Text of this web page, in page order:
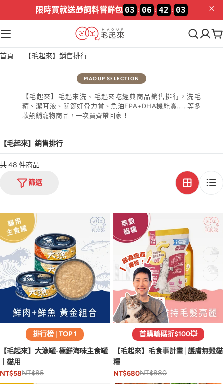
限時買就送🎁飼料嘗鮮包 03 : 06 : 42 : 03
購
物
首頁 【毛起來】銷售排行
【毛起來】毛起來洗、毛起來吃經典商品銷售排行，洗毛
精、潔耳液、關節好骨力賞、魚油EPA+DHA機能賞......等多
款熱銷寵物商品，一次買齊帶回家！
【毛起來】銷售排行
共 48 件商品
篩選
排行榜 | TOP 1
【毛起來】大漁罐-極鮮海味主食罐
｜貓用
NT$58NT$85
首購輸碼折$100💥
【毛起來】毛食事計畫│護膚無穀貓
糧
NT$680NT$880